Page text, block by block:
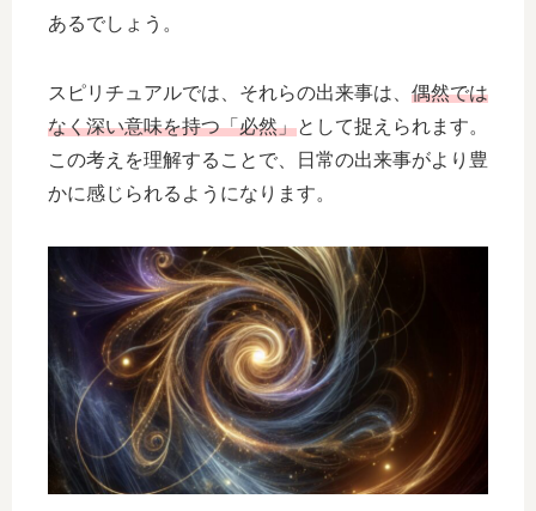
あるでしょう。
スピリチュアルでは、それらの出来事は、 偶然では
なく深い意味を持つ「必然」として捉えられます。
この考えを理解することで、日常の出来事がより豊
かに感じられるようになります。